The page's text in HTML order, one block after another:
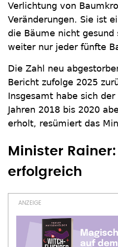
Verlichtung von
Veränderungen. Sie ist
die Bäume nicht gesund
weiter nur jeder fünfte
Die Zahl neu
Bericht zufolge 2025
Insgesamt habe sich
Jahren 2018 bis 2020
erholt, resümiert das
Minister
erfolgreich